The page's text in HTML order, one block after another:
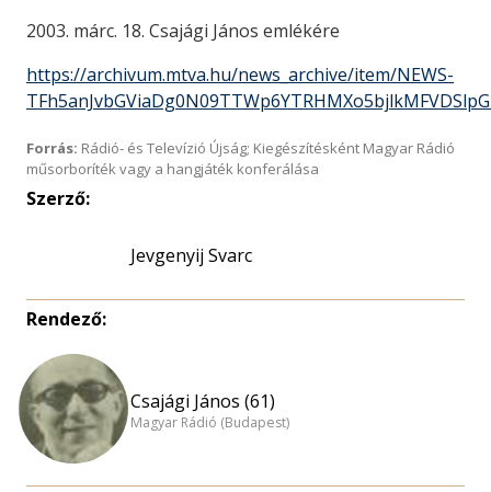
2003. márc. 18. Csajági János emlékére
https://archivum.mtva.hu/news_archive/item/NEWS-
Forrás: Rádió- és Televízió Újság; Kiegészítésként Magyar Rádió
műsorboríték vagy a hangjáték konferálása
Szerző:
Jevgenyij Svarc
Rendező:
Csajági János (61)
Magyar Rádió (Budapest)